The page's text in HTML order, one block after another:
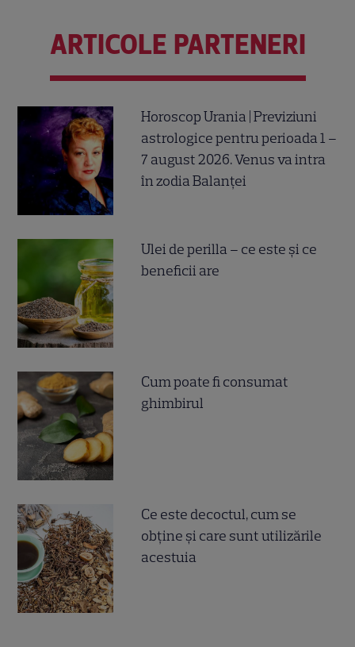
ARTICOLE PARTENERI
Horoscop Urania | Previziuni
astrologice pentru perioada 1 –
7 august 2026. Venus va intra
în zodia Balanței
Ulei de perilla – ce este și ce
beneficii are
Cum poate fi consumat
ghimbirul
Ce este decoctul, cum se
obţine şi care sunt utilizările
acestuia